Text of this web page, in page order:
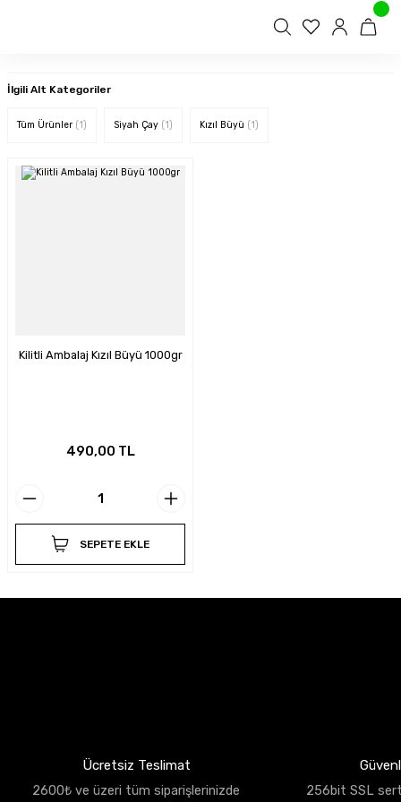
İlgili Alt Kategoriler
Tüm Ürünler (1) Siyah Çay (1) Kızıl Büyü (1)
Kilitli Ambalaj Kızıl Büyü 1000gr
490,00 TL
SEPETE EKLE
Ücretsiz Teslimat
2600₺ ve üzeri tüm siparişlerinizde
256bit SSL